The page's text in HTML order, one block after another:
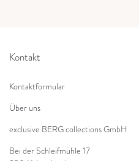
Kontakt
Kontaktformular
Über uns
exclusive BERG collections GmbH
Bei der Schleifmühle 17